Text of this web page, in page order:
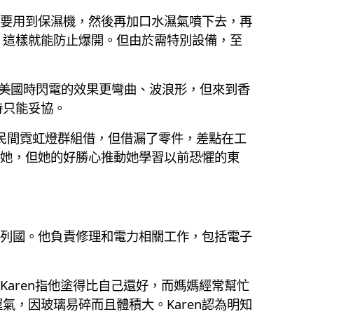
用到保濕機，然後再加口水濕氣噴下去，再
樣就能防止爆開。但由於需特別設備，至
國時閃電的效果更彎曲、波浪形，但來到香
能妥協。
霓虹燈群組借，但借漏了零件，差點在工
，但她的好勝心推動她學習以前恐懼的東
國。他負責修理和電力相關工作，包括電子
指他塗得比自己還好，而媽媽經常幫忙
，因玻璃易碎而且體積大。Karen認為明知